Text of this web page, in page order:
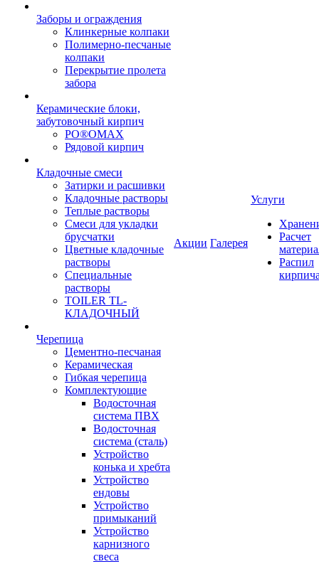
Заборы и ограждения
Клинкерные колпаки
Полимерно-песчаные
колпаки
Перекрытие пролета
забора
Керамические блоки,
забутовочный кирпич
PO®OMAX
Рядовой кирпич
Кладочные смеси
Затирки и расшивки
Кладочные растворы
Теплые растворы
Смеси для укладки
брусчатки
Цветные кладочные
растворы
Специальные
растворы
TOILER TL-
КЛАДОЧНЫЙ
Черепица
Цементно-песчаная
Керамическая
Гибкая черепица
Комплектующие
Водосточная
система ПВХ
Водосточная
система (сталь)
Устройство
конька и хребта
Устройство
ендовы
Устройство
примыканий
Устройство
карнизного
свеса
Акции Галерея
Услуги
Расчет
Распил